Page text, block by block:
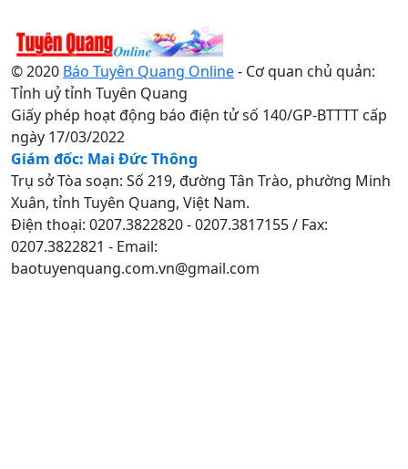
© 2020 Báo Tuyên Quang Online- Cơ quan chủ quản:
Tỉnh uỷ tỉnh Tuyên Quang
Giấy phép hoạt động báo điện tử số 140/GP-BTTTT cấp
ngày 17/03/2022
Giám đốc: Mai Đức Thông
Trụ sở Tòa soạn: Số 219, đường Tân Trào, phường Minh
Xuân, tỉnh Tuyên Quang, Việt Nam.
Điện thoại: 0207.3822820 - 0207.3817155 / Fax:
0207.3822821 - Email:
baotuyenquang.com.vn@gmail.com